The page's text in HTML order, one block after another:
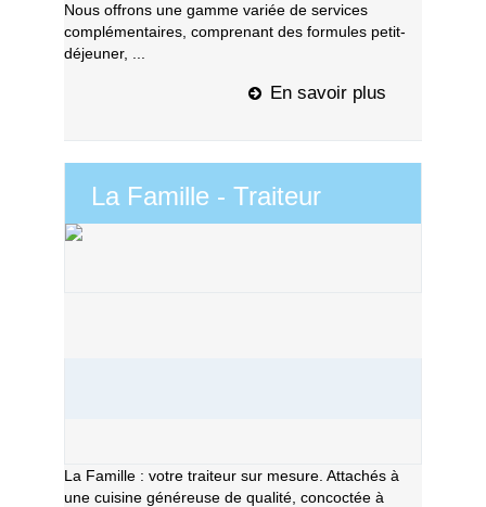
Nous offrons une gamme variée de services
complémentaires, comprenant des formules petit-
déjeuner, ...
En savoir plus
La Famille - Traiteur
La Famille : votre traiteur sur mesure. Attachés à
une cuisine généreuse de qualité, concoctée à